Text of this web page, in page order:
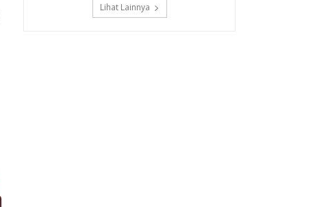
Lihat Lainnya